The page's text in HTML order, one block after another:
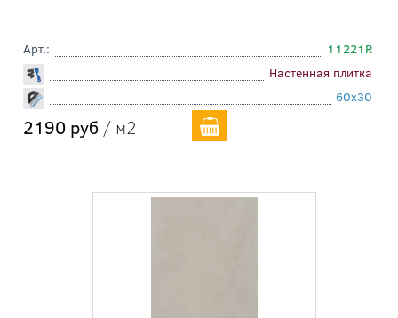
Арт.:
11221R
Настенная плитка
60x30
2190 руб / м2